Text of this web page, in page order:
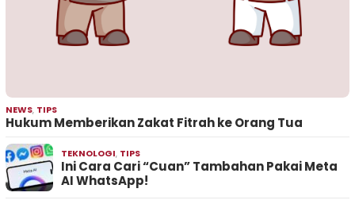
NEWS, TIPS
Hukum Memberikan Zakat Fitrah ke Orang Tua
TEKNOLOGI, TIPS
Ini Cara Cari “Cuan” Tambahan Pakai Meta
AI WhatsApp!